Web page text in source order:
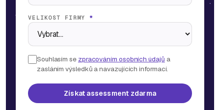
VELIKOST FIRMY *
Souhlasím se zpracováním osobních údajů a
zasláním výsledků a navazujících informací.
Získat assessment zdarma